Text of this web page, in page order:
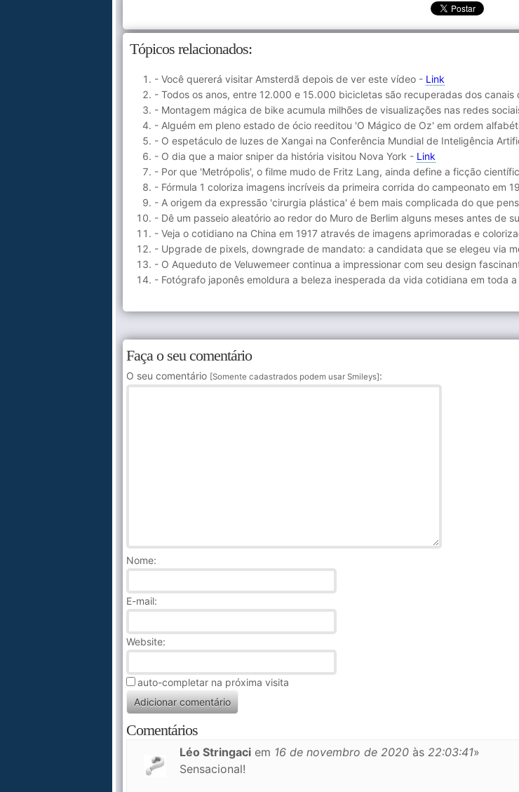
Tópicos relacionados:
- Você quererá visitar Amsterdã depois de ver este vídeo - Link
- Todos os anos, entre 12.000 e 15.000 bicicletas são recuperadas dos canais
- Montagem mágica de bike acumula milhões de visualizações nas redes
- Alguém em pleno estado de ócio reeditou 'O Mágico de Oz' em ordem
- O espetáculo de luzes de Xangai na Conferência Mundial de Inteligência
- O dia que a maior sniper da história visitou Nova York - Link
- Por que 'Metrópolis', o filme mudo de Fritz Lang, ainda define a ficção
- Fórmula 1 coloriza imagens incríveis da primeira corrida do campeonato em
- A origem da expressão 'cirurgia plástica' é bem mais complicada do que
- Dê um passeio aleatório ao redor do Muro de Berlim alguns meses antes de
- Veja o cotidiano na China em 1917 através de imagens aprimoradas e
- Upgrade de pixels, downgrade de mandato: a candidata que se elegeu via
- O Aqueduto de Veluwemeer continua a impressionar com seu design
- Fotógrafo japonês emoldura a beleza inesperada da vida cotidiana em toda a
Faça o seu comentário
O seu comentário [Somente cadastrados podem usar Smileys] :
Nome:
E-mail:
Website:
auto-completar na próxima visita
Comentários
Léo Stringaci em 16 de novembro de 2020 às 22:03:41»
Sensacional!